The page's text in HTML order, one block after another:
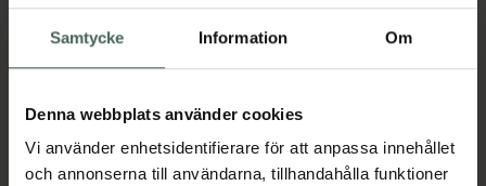
Samtycke Information Om
Denna webbplats använder cookies
Vi använder enhetsidentifierare för att anpassa innehållet
och annonserna till användarna, tillhandahålla funktioner
Aktuella erbjudanden
Beskrivning Dölj